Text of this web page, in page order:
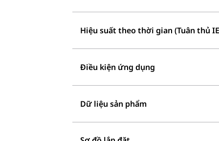
Hiệu suất theo thời gian (Tuân thủ
Điều kiện ứng dụng
Dữ liệu sản phẩm